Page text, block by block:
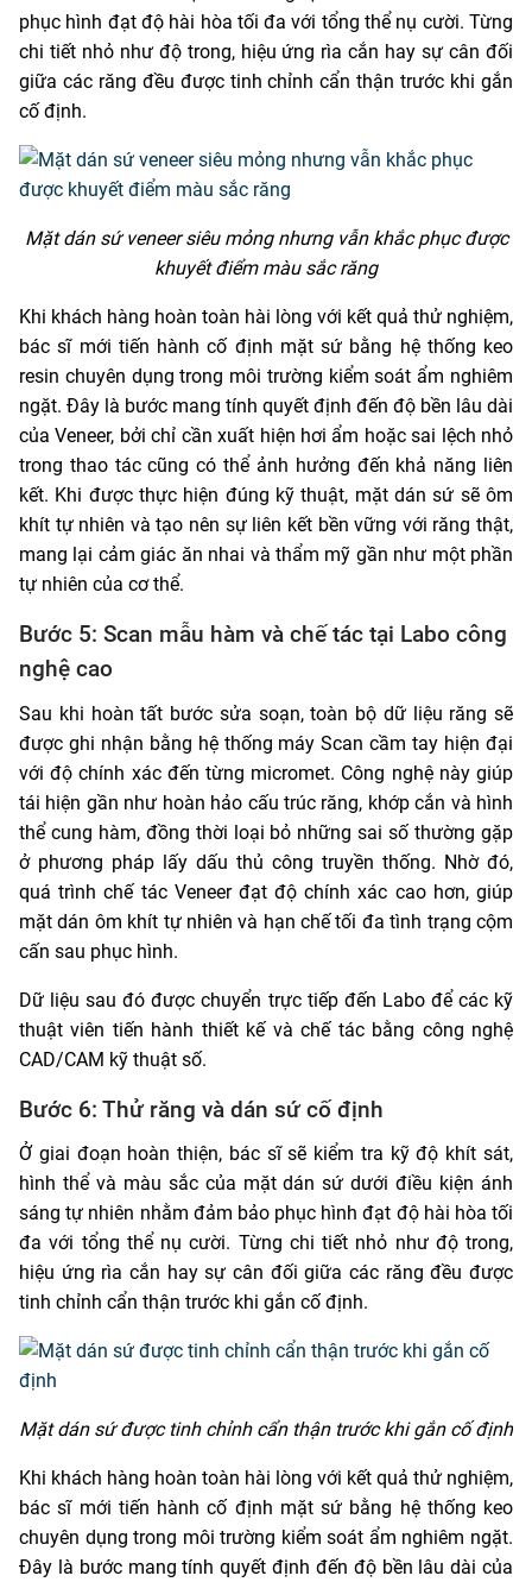
phục hình đạt độ hài hòa tối đa với tổng thể nụ cười. Từng
chi tiết nhỏ như độ trong, hiệu ứng rìa cắn hay sự cân đối
giữa các răng đều được tinh chỉnh cẩn thận trước khi gắn
cố định.
Mặt dán sứ veneer siêu mỏng nhưng vẫn khắc phục được
khuyết điểm màu sắc răng
Khi khách hàng hoàn toàn hài lòng với kết quả thử nghiệm,
bác sĩ mới tiến hành cố định mặt sứ bằng hệ thống keo
resin chuyên dụng trong môi trường kiểm soát ẩm nghiêm
ngặt. Đây là bước mang tính quyết định đến độ bền lâu dài
của Veneer, bởi chỉ cần xuất hiện hơi ẩm hoặc sai lệch nhỏ
trong thao tác cũng có thể ảnh hưởng đến khả năng liên
kết. Khi được thực hiện đúng kỹ thuật, mặt dán sứ sẽ ôm
khít tự nhiên và tạo nên sự liên kết bền vững với răng thật,
mang lại cảm giác ăn nhai và thẩm mỹ gần như một phần
tự nhiên của cơ thể.
Bước 5: Scan mẫu hàm và chế tác tại Labo công
nghệ cao
Sau khi hoàn tất bước sửa soạn, toàn bộ dữ liệu răng sẽ
được ghi nhận bằng hệ thống máy Scan cầm tay hiện đại
với độ chính xác đến từng micromet. Công nghệ này giúp
tái hiện gần như hoàn hảo cấu trúc răng, khớp cắn và hình
thể cung hàm, đồng thời loại bỏ những sai số thường gặp
ở phương pháp lấy dấu thủ công truyền thống. Nhờ đó,
quá trình chế tác Veneer đạt độ chính xác cao hơn, giúp
mặt dán ôm khít tự nhiên và hạn chế tối đa tình trạng cộm
cấn sau phục hình.
Dữ liệu sau đó được chuyển trực tiếp đến Labo để các kỹ
thuật viên tiến hành thiết kế và chế tác bằng công nghệ
CAD/CAM kỹ thuật số.
Bước 6: Thử răng và dán sứ cố định
Ở giai đoạn hoàn thiện, bác sĩ sẽ kiểm tra kỹ độ khít sát,
hình thể và màu sắc của mặt dán sứ dưới điều kiện ánh
sáng tự nhiên nhằm đảm bảo phục hình đạt độ hài hòa tối
đa với tổng thể nụ cười. Từng chi tiết nhỏ như độ trong,
hiệu ứng rìa cắn hay sự cân đối giữa các răng đều được
tinh chỉnh cẩn thận trước khi gắn cố định.
Mặt dán sứ được tinh chỉnh cẩn thận trước khi gắn cố định
Khi khách hàng hoàn toàn hài lòng với kết quả thử nghiệm,
bác sĩ mới tiến hành cố định mặt sứ bằng hệ thống keo
chuyên dụng trong môi trường kiểm soát ẩm nghiêm ngặt.
Đây là bước mang tính quyết định đến độ bền lâu dài của